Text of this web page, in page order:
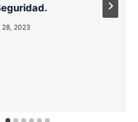
28, 2023